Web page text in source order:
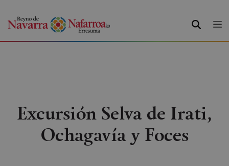
BUSCAR
Excursión Selva de Irati,
Ochagavía y Foces